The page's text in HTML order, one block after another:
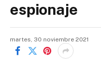
espionaje
martes, 30 noviembre 2021